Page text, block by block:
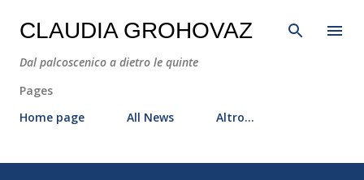
Passa ai contenuti principali
CLAUDIA GROHOVAZ
Dal palcoscenico a dietro le quinte
Pages
Home page
All News Altro…